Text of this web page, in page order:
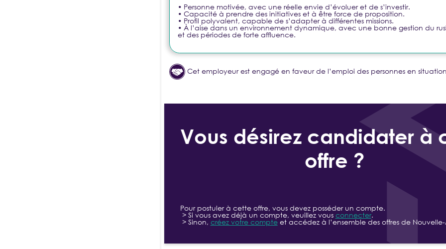
• Personne motivée, avec une réelle envie d’évoluer et de s’investir.
• Capacité à prendre des initiatives et à être force de proposition.
• Profil polyvalent, capable de s’adapter à différentes missions.
• À l’aise dans un environnement dynamique, avec une bonne gestion du
et des périodes de forte affluence.
Cet employeur est engagé en faveur de l’emploi des personnes en
Vous désirez candidater à
offre ?
Pour postuler à cette offre, vous devez posséder un compte.
> Si vous avez déjà un compte, veuillez vous connecter.
> Sinon, créez votre compteet accédez à l’ensemble des offres de